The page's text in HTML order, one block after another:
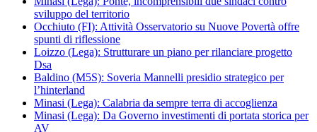
sviluppo del territorio
Occhiuto (FI): Attività Osservatorio su Nuove Povertà offre
spunti di riflessione
Loizzo (Lega): Strutturare un piano per rilanciare progetto
Dsa
Baldino (M5S): Soveria Mannelli presidio strategico per
l’hinterland
Minasi (Lega): Calabria da sempre terra di accoglienza
Minasi (Lega): Da Governo investimenti di portata storica per
AV